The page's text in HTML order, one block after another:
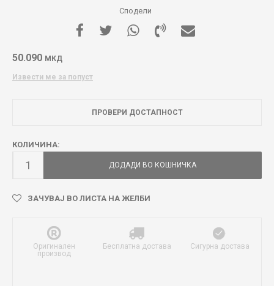
Сподели
50.090 МКД
Извести ме за попуст
ПРОВЕРИ ДОСТАПНОСТ
КОЛИЧИНА:
ДОДАДИ ВО КОШНИЧКА
ЗАЧУВАЈ ВО ЛИСТА НА ЖЕЛБИ
Оригинален
производ
Бесплатна достава Сигурна достава